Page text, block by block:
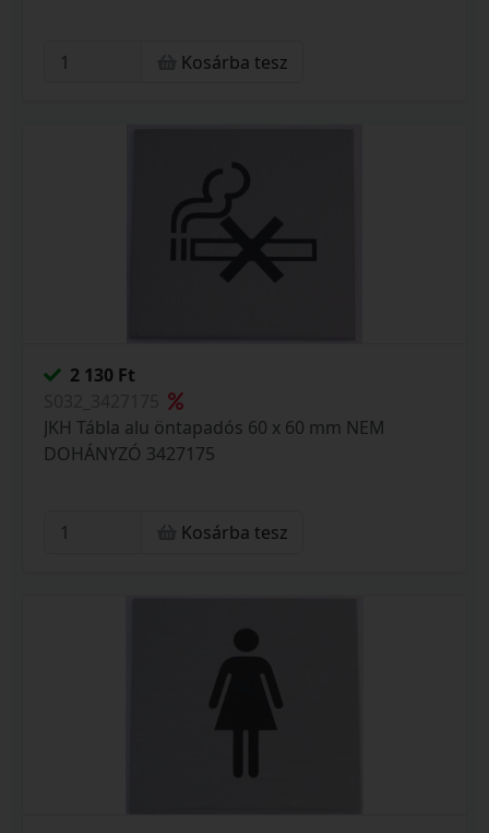
Kosárba tesz
2 130 Ft
JKH Tábla alu öntapadós 60 x 60 mm NEM
DOHÁNYZÓ 3427175
Kosárba tesz